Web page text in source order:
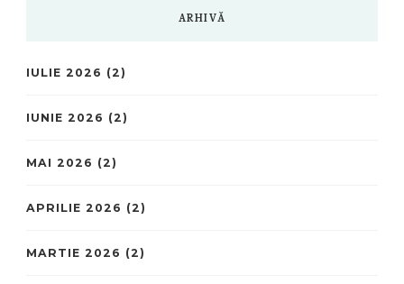
ARHIVĂ
IULIE 2026 (2)
IUNIE 2026 (2)
MAI 2026 (2)
APRILIE 2026 (2)
MARTIE 2026 (2)